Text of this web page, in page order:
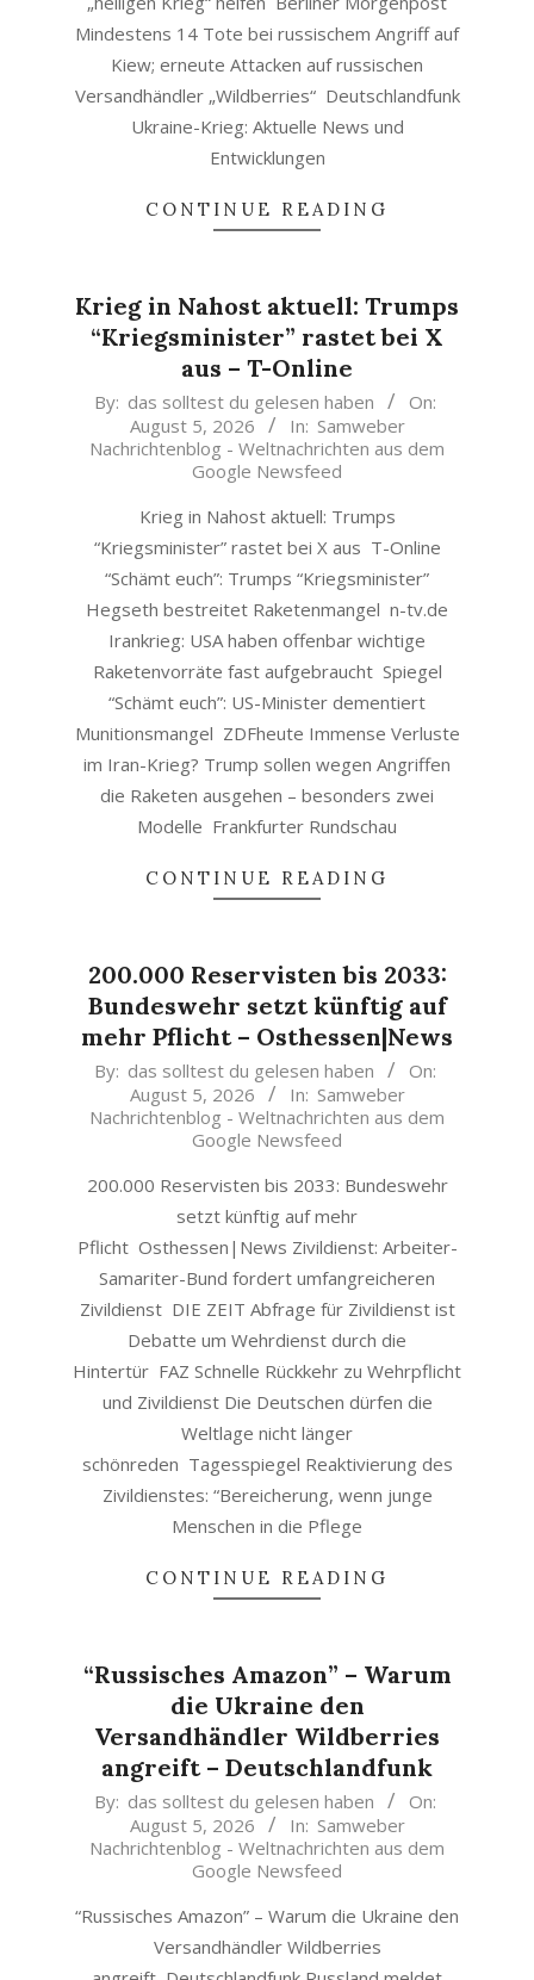
Mindestens 14 Tote bei russischem Angriff auf
Kiew; erneute Attacken auf russischen
Versandhändler „Wildberries“ Deutschlandfunk
Ukraine-Krieg: Aktuelle News und
Entwicklungen
CONTINUE READING
Krieg in Nahost aktuell: Trumps
“Kriegsminister” rastet bei X
aus – T-Online
2026-
05
By: das solltest du gelesen haben
On:
August 5, 2026
In: Samweber
Nachrichtenblog - Weltnachrichten aus dem
Google Newsfeed
Krieg in Nahost aktuell: Trumps
“Kriegsminister” rastet bei X aus T-Online
“Schämt euch”: Trumps “Kriegsminister”
Hegseth bestreitet Raketenmangel n-tv.de
Irankrieg: USA haben offenbar wichtige
Raketenvorräte fast aufgebraucht Spiegel
“Schämt euch”: US-Minister dementiert
Munitionsmangel ZDFheute Immense Verluste
im Iran-Krieg? Trump sollen wegen Angriffen
die Raketen ausgehen – besonders zwei
Modelle Frankfurter Rundschau
CONTINUE READING
200.000 Reservisten bis 2033:
Bundeswehr setzt künftig auf
mehr Pflicht – Osthessen|News
2026-
05
By: das solltest du gelesen haben
On:
August 5, 2026
In: Samweber
Nachrichtenblog - Weltnachrichten aus dem
Google Newsfeed
200.000 Reservisten bis 2033: Bundeswehr
setzt künftig auf mehr
Pflicht Osthessen|News Zivildienst: Arbeiter-
Samariter-Bund fordert umfangreicheren
Zivildienst DIE ZEIT Abfrage für Zivildienst ist
Debatte um Wehrdienst durch die
Hintertür FAZ Schnelle Rückkehr zu Wehrpflicht
und Zivildienst Die Deutschen dürfen die
Weltlage nicht länger
schönreden Tagesspiegel Reaktivierung des
Zivildienstes: “Bereicherung, wenn junge
Menschen in die Pflege
CONTINUE READING
“Russisches Amazon” – Warum
die Ukraine den
Versandhändler Wildberries
angreift – Deutschlandfunk
2026-
05
By: das solltest du gelesen haben
On:
August 5, 2026
In: Samweber
Nachrichtenblog - Weltnachrichten aus dem
Google Newsfeed
“Russisches Amazon” – Warum die Ukraine den
Versandhändler Wildberries